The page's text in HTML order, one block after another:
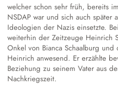
welcher schon sehr früh, bereits
NSDAP war und sich auch später
Ideologien der Nazis einsetzte.
weiterhin der Zeitzeuge Heinrich
Onkel von Bianca Schaalburg
Heinrich anwesend. Er erzählte
Beziehung zu seinem Vater aus
Nachkriegszeit.